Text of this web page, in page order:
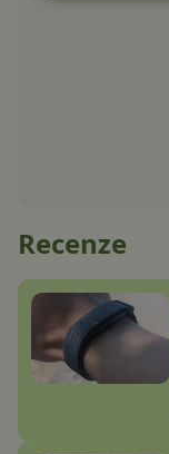
Recenze